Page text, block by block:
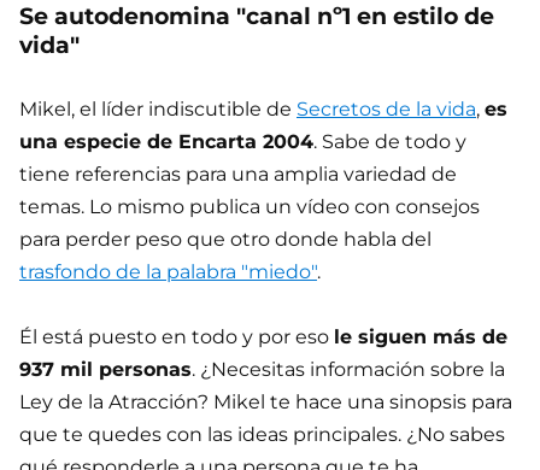
Se autodenomina "canal nº1 en estilo de
vida"
Mikel, el líder indiscutible de Secretos de la vida, es
una especie de Encarta 2004. Sabe de todo y
tiene referencias para una amplia variedad de
temas. Lo mismo publica un vídeo con consejos
para perder peso que otro donde habla del
trasfondo de la palabra "miedo".
Él está puesto en todo y por eso le siguen más de
937 mil personas. ¿Necesitas información sobre la
Ley de la Atracción? Mikel te hace una sinopsis para
que te quedes con las ideas principales. ¿No sabes